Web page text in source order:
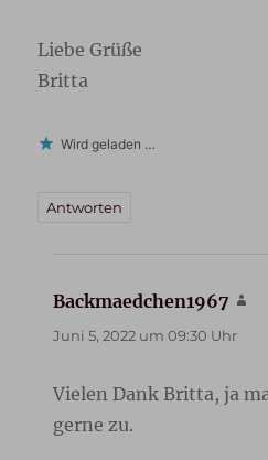
Liebe Grüße
Britta
Wird geladen …
Antworten
Backmaedchen1967
Juni 5, 2022 um 09:30 Uhr
Vielen Dank Britta, ja
gerne zu.